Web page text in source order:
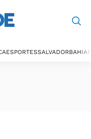
ESPORTESSALVADORBAHIA